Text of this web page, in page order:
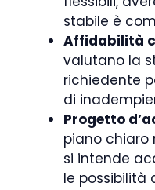
stabile è
Affidabilità
valutano la
richiedente
di
Progetto
piano chiaro
si intende
le possibilità